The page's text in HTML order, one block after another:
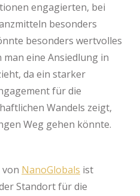
engagierten, bei
besonders
besonders wertvolles
eine Ansiedlung in
da ein starker
für die
Wandels zeigt,
Weg gehen könnte.
NanoGlobals ist
Standort für die